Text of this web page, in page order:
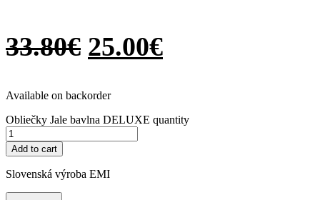
33.80€ 25.00€
Available on backorder
Obliečky Jale bavlna DELUXE quantity
Add to cart
Slovenská výroba EMI